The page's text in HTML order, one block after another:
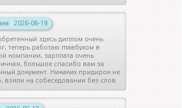
| 2026-06-19
здесь диплом очень
теперь работаю главбухом в
компании, зарплата очень
большое спасибо вам за
документ. Никаких придирок не
взяли на собеседовании без слов.